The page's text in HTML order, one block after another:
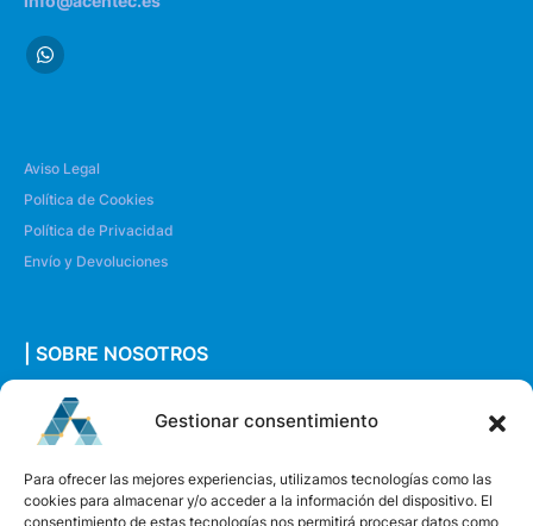
Gestionar consentimiento
Para ofrecer las mejores experiencias, utilizamos tecnologías como las
cookies para almacenar y/o acceder a la información del dispositivo. El
consentimiento de estas tecnologías nos permitirá procesar datos como
Aviso Legal
Política de Cookies
Política de Privacidad
Envío y Devoluciones
| SOBRE NOSOTROS
Quiénes somos
Envíanos un mensaje